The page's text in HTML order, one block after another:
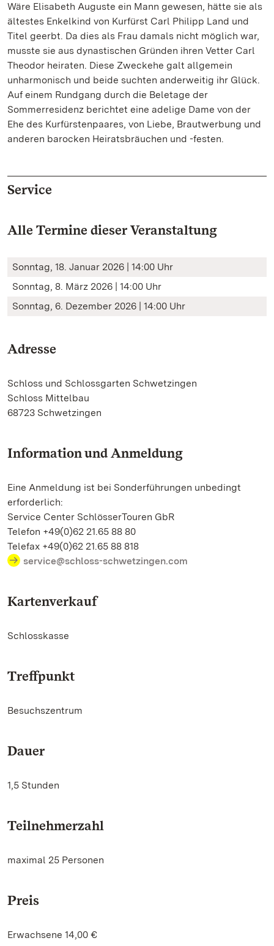
Wäre Elisabeth Auguste ein Mann gewesen, hätte sie als
ältestes Enkelkind von Kurfürst Carl Philipp Land und
Titel geerbt. Da dies als Frau damals nicht möglich war,
musste sie aus dynastischen Gründen ihren Vetter Carl
Theodor heiraten. Diese Zweckehe galt allgemein
unharmonisch und beide suchten anderweitig ihr Glück.
Auf einem Rundgang durch die Beletage der
Sommerresidenz berichtet eine adelige Dame von der
Ehe des Kurfürstenpaares, von Liebe, Brautwerbung und
anderen barocken Heiratsbräuchen und -festen.
Service
Alle Termine dieser Veranstaltung
Sonntag, 18. Januar 2026 | 14:00 Uhr
Sonntag, 8. März 2026 | 14:00 Uhr
Sonntag, 6. Dezember 2026 | 14:00 Uhr
Adresse
Schloss und Schlossgarten Schwetzingen
Schloss Mittelbau
68723 Schwetzingen
Information und Anmeldung
Eine Anmeldung ist bei Sonderführungen unbedingt
erforderlich:
Service Center SchlösserTouren GbR
Telefon +49(0)62 21.65 88 80
Telefax +49(0)62 21.65 88 818
service@schloss-schwetzingen.com
Kartenverkauf
Schlosskasse
Treffpunkt
Besuchszentrum
Dauer
1,5 Stunden
Teilnehmerzahl
maximal 25 Personen
Preis
Erwachsene 14,00 €